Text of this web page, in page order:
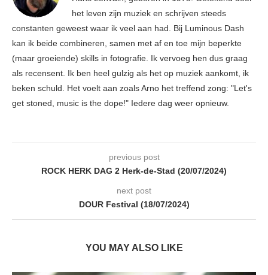
het leven zijn muziek en schrijven steeds
constanten geweest waar ik veel aan had. Bij Luminous Dash
kan ik beide combineren, samen met af en toe mijn beperkte
(maar groeiende) skills in fotografie. Ik vervoeg hen dus graag
als recensent. Ik ben heel gulzig als het op muziek aankomt, ik
beken schuld. Het voelt aan zoals Arno het treffend zong: "Let's
get stoned, music is the dope!" Iedere dag weer opnieuw.
previous post
ROCK HERK DAG 2 Herk-de-Stad (20/07/2024)
next post
DOUR Festival (18/07/2024)
YOU MAY ALSO LIKE